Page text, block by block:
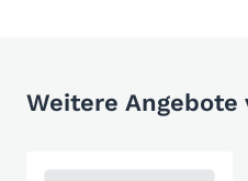
Weitere Angebote